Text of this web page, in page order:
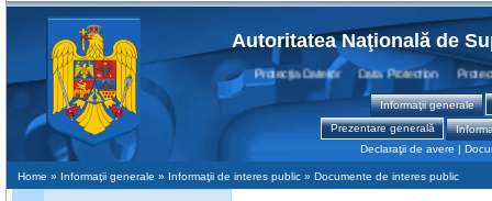
Autoritatea Naţională de
Protecţia Datelor Data Protection Protection
Informaţii generale
Prezentare generală
Declaraţii de avere |
Home » Informaţii generale » Informaţii de interes public » Documente de interes public